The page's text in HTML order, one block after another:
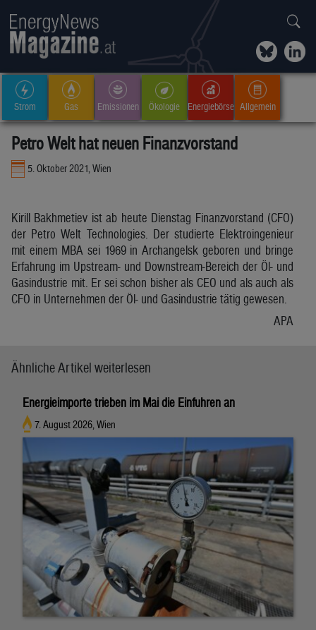
Strom Gas Emissionen Ökologie Energiebörse Allgemein
Petro Welt hat neuen Finanzvorstand
5. Oktober 2021, Wien
Kirill Bakhmetiev ist ab heute Dienstag Finanzvorstand (CFO)
der Petro Welt Technologies. Der studierte Elektroingenieur
mit einem MBA sei 1969 in Archangelsk geboren und bringe
Erfahrung im Upstream- und Downstream-Bereich der Öl- und
Gasindustrie mit. Er sei schon bisher als CEO und als auch als
CFO in Unternehmen der Öl- und Gasindustrie tätig gewesen.
APA
Ähnliche Artikel weiterlesen
Energieimporte trieben im Mai die Einfuhren an
7. August 2026, Wien